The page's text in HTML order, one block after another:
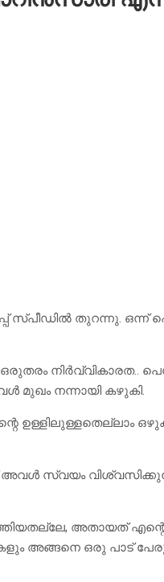
സ്പീഡിൽ തുറന്നു. ഒന്ന്
നിർവ്വികാരത..
മുഖം നന്നായി കഴുകി.
ഉള്ളിലുള്ളതെല്ലാം
സ്വയം
അതായത്
അങ്ങനെ ഒരു പാട്